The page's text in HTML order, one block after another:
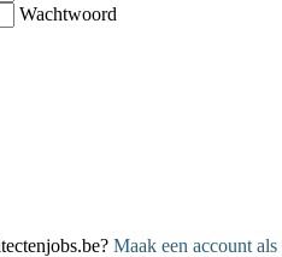
Wachtwoord
Maak een account